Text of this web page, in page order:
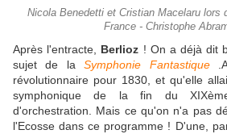
Nicola Benedetti et Cristian Macelaru lors
France - Christophe
Après l'entracte, Berlioz ! On a déjà dit
sujet de laSymphonie Fantastique
révolutionnaire pour 1830, et qu'elle
symphonique de la fin du
d'orchestration. Mais ce qu'on n'a pas
l'Ecosse dans ce programme ! D'une,